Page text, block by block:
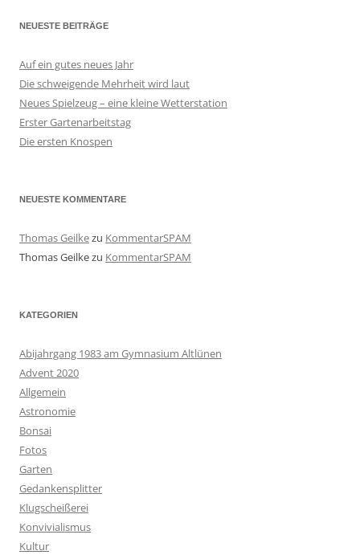
NEUESTE BEITRÄGE
Auf ein gutes neues Jahr
Die schweigende Mehrheit wird laut
Neues Spielzeug – eine kleine Wetterstation
Erster Gartenarbeitstag
Die ersten Knospen
NEUESTE KOMMENTARE
Thomas Geilkezu KommentarSPAM
Thomas Geilkezu KommentarSPAM
KATEGORIEN
Abijahrgang 1983 am Gymnasium Altlünen
Advent 2020
Allgemein
Astronomie
Bonsai
Fotos
Garten
Gedankensplitter
Klugscheißerei
Konvivialismus
Kultur